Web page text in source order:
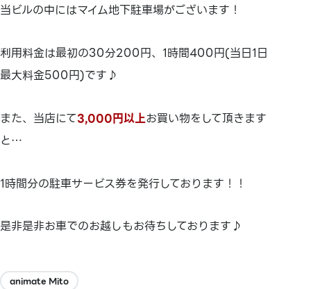
当ビルの中にはマイム地下駐車場がございます！
利用料金は最初の30分200円、1時間400円(当日1日
最大料金500円)です♪
また、当店にて3,000円以上お買い物をして頂きます
と…
1時間分の駐車サービス券を発行しております！！
是非是非お車でのお越しもお待ちしております♪
animate Mito